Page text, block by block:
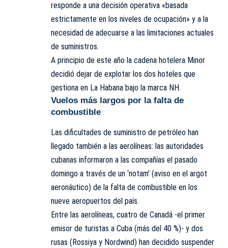
responde a una decisión operativa «basada
estrictamente en los niveles de ocupación» y a la
necesidad de adecuarse a las limitaciones actuales
de suministros.
A principio de este año la cadena hotelera Minor
decidió dejar de explotar los dos hoteles que
gestiona en La Habana bajo la marca NH.
Vuelos más largos por la falta de
combustible
Las dificultades de suministro de petróleo han
llegado también a las aerolíneas: las autoridades
cubanas informaron a las compañías el pasado
domingo a través de un ‘notam’ (aviso en el argot
aeronáutico) de la falta de combustible en los
nueve aeropuertos del país.
Entre las aerolíneas, cuatro de Canadá -el primer
emisor de turistas a Cuba (más del 40 %)- y dos
rusas (Rossiya y Nordwind) han decidido suspender